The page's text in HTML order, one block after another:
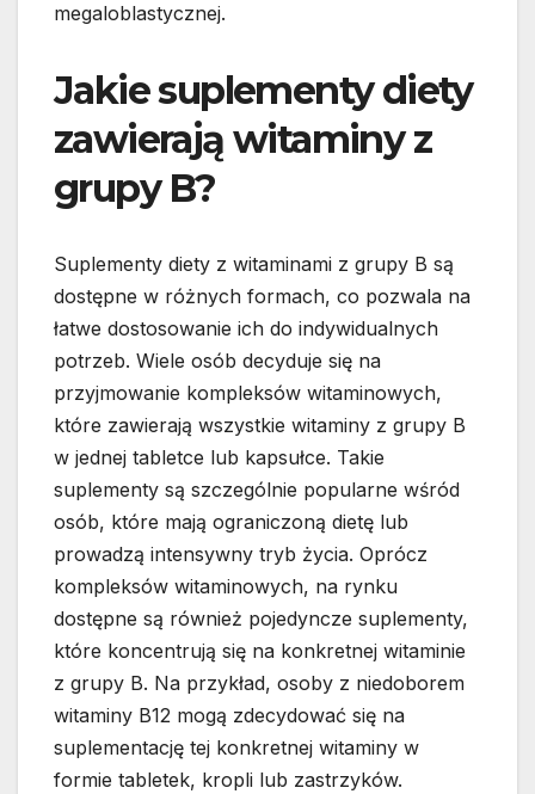
megaloblastycznej.
Jakie suplementy diety
zawierają witaminy z
grupy B?
Suplementy diety z witaminami z grupy B są
dostępne w różnych formach, co pozwala na
łatwe dostosowanie ich do indywidualnych
potrzeb. Wiele osób decyduje się na
przyjmowanie kompleksów witaminowych,
które zawierają wszystkie witaminy z grupy B
w jednej tabletce lub kapsułce. Takie
suplementy są szczególnie popularne wśród
osób, które mają ograniczoną dietę lub
prowadzą intensywny tryb życia. Oprócz
kompleksów witaminowych, na rynku
dostępne są również pojedyncze suplementy,
które koncentrują się na konkretnej witaminie
z grupy B. Na przykład, osoby z niedoborem
witaminy B12 mogą zdecydować się na
suplementację tej konkretnej witaminy w
formie tabletek, kropli lub zastrzyków.